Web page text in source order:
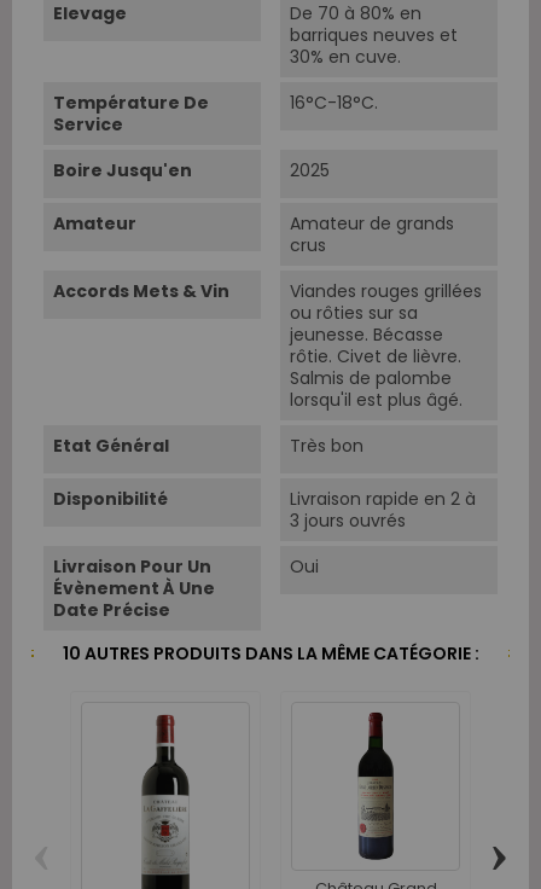
Elevage
De 70 à 80% en
barriques neuves et
30% en cuve.
Température De
Service
16°C-18°C.
Boire Jusqu'en 2025
Amateur
Amateur de grands
crus
Accords Mets & Vin
Viandes rouges grillées
ou rôties sur sa
jeunesse. Bécasse
rôtie. Civet de lièvre.
Salmis de palombe
lorsqu'il est plus âgé.
Etat Général
Très bon
Disponibilité
Livraison rapide en 2 à
3 jours ouvrés
Livraison Pour Un
Évènement À Une
Date Précise
Oui
10 AUTRES PRODUITS DANS LA MÊME CATÉGORIE :
›